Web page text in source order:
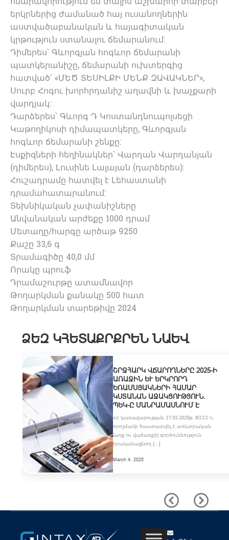
երկրներից ժամանած հայ ուսանողներին
աստվածաբանական և հայագիտական
կրթություն ստանալու ճեմարանում:
Դիմերես՝ Գևորգյան հոգևոր ճեմարանի
պատկերանիշը, ճեմարանի ուխտերգից
հատված՝ «ՄԵԾ ՏԵՍԻԼՔԻ ՄԵՆՔ ԶԱՎԱԿՆԵՐ»,
Սուրբ Հոգու խորհրդանիշ աղավնի և խաչքարի
վարդյակ:
Դարձերես՝ Գևորգ Դ Կոստանդնուպոլսեցի
Կաթողիկոսի դիմապատկերը, Գևորգյան
հոգևոր ճեմարանի շենքը:
Էսքիզների հեղինակներ՝ Վարդան Վարդանյան
(դիմերես), Լուսինե Լալայան (դարձերես):
Հուշադրամը հատվել է Լեհաստանի
դրամահատարանում:
Տեխնիկական չափանիշները
Անվանական արժեքը 1000 դրամ
Մետաղը/հարգը արծաթ 9250
Քաշը 33,6 գ
Տրամագիծը 40,0 մմ
Որակը պրուֆ
Դրամաշուրթը ատամնավոր
Թողարկման քանակը 500 հատ
Թողարկման տարեթիվը 2024
ՁԵԶ ԿՀԵՏԱՔՐՔՐԵՆ ՆԱԵՎ
ՇՐՋՀԱՐԿ ՎՃԱՐՈՂՆԵՐԸ 2025-Ի
ԱՌԱՋԻՆ ԵՒ ԵՐԿՐՈՐԴ Ե
ՌԱՄՍՅԱԿՆԵՐԻ ՀԱՄԱՐ Կ
ՍՏԱՆԱՆ ԱՋԱԿՑՈՒԹՅՈՒՆ. Պ
ԵԿ-Ը ՄԱՆՐԱՄԱՍՆՈՒՄ Է
ՀՀ կառավարության 27.02.2025թ. N222-Ն
որոշմամբ հաստատվել է առևտրական
(առք ու վաճառքի) գործունեություն
իրականացնող […]
March 4, 2025